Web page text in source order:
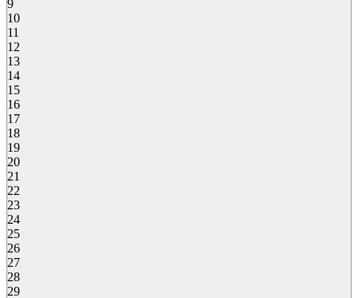
9
10
11
12
13
14
15
16
17
18
19
20
21
22
23
24
25
26
27
28
29